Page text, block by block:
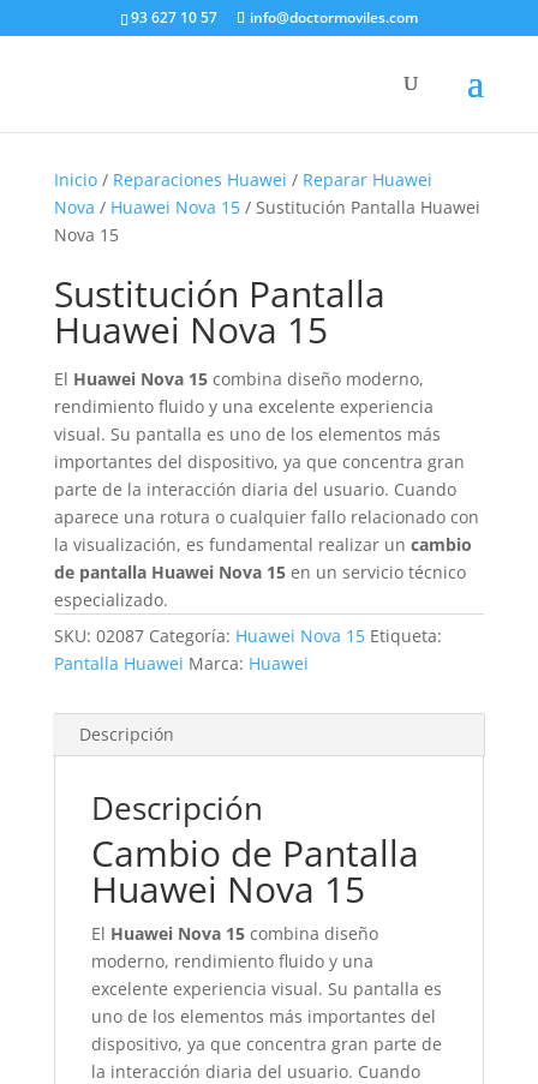
93 627 10 57 info@doctormoviles.com
Inicio/ Reparaciones Huawei / Reparar Huawei
Nova / Huawei Nova 15/ Sustitución Pantalla Huawei
Nova 15
Sustitución Pantalla
Huawei Nova 15
El Huawei Nova 15combina diseño moderno,
rendimiento fluido y una excelente experiencia
visual. Su pantalla es uno de los elementos más
importantes del dispositivo, ya que concentra gran
parte de la interacción diaria del usuario. Cuando
aparece una rotura o cualquier fallo relacionado con
la visualización, es fundamental realizar un cambio
de pantalla Huawei Nova 15en un servicio técnico
especializado.
SKU: 02087 Categoría: Huawei Nova 15 Etiqueta:
Pantalla Huawei Marca: Huawei
Descripción
Descripción
Cambio de Pantalla
Huawei Nova 15
El Huawei Nova 15combina diseño
moderno, rendimiento fluido y una
excelente experiencia visual. Su pantalla es
uno de los elementos más importantes del
dispositivo, ya que concentra gran parte de
la interacción diaria del usuario. Cuando